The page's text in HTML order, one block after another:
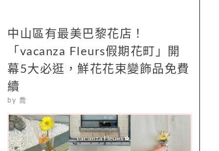
中山區有最美巴黎花店！
「vacanza Fleurs假期花町」開
幕5大必逛，鮮花花束變飾品免費
續
by 喬